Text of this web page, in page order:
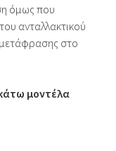
όμως που
ανταλλακτικού
στο
μοντέλα